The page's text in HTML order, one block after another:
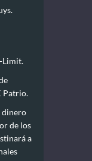
Limit.
Patrio.
dinero
de los
a